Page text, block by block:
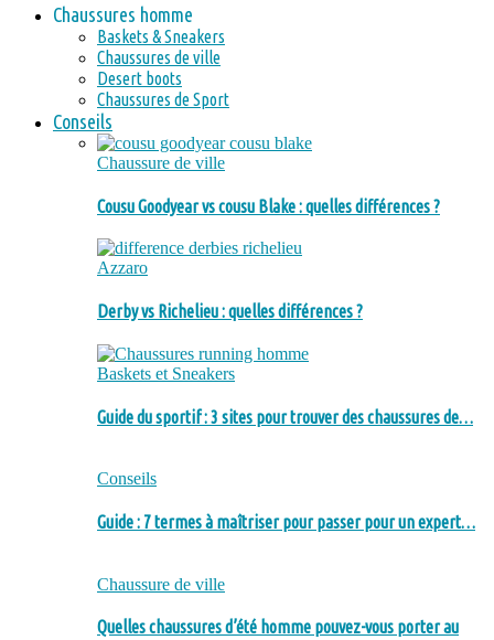
Chaussures homme
Baskets & Sneakers
Chaussures de ville
Desert boots
Chaussures de Sport
Conseils
Chaussure de ville
Cousu Goodyear vs cousu Blake : quelles différences ?
Azzaro
Derby vs Richelieu : quelles différences ?
Baskets et Sneakers
Guide du sportif : 3 sites pour trouver des chaussures de…
Conseils
Guide : 7 termes à maîtriser pour passer pour un expert…
Chaussure de ville
Quelles chaussures d’été homme pouvez-vous porter au